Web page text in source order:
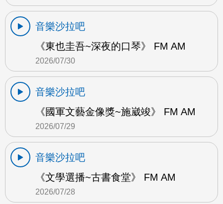
音樂沙拉吧
《東也圭吾~深夜的口琴》 FM AM
2026/07/30
音樂沙拉吧
《國軍文藝金像獎~施崴竣》 FM AM
2026/07/29
音樂沙拉吧
《文學選播~古書食堂》 FM AM
2026/07/28